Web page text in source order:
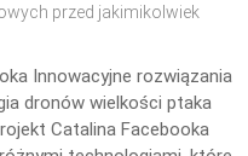
przed jakimikolwiek
Innowacyjne rozwiązania
dronów wielkości ptaka
Catalina Facebooka